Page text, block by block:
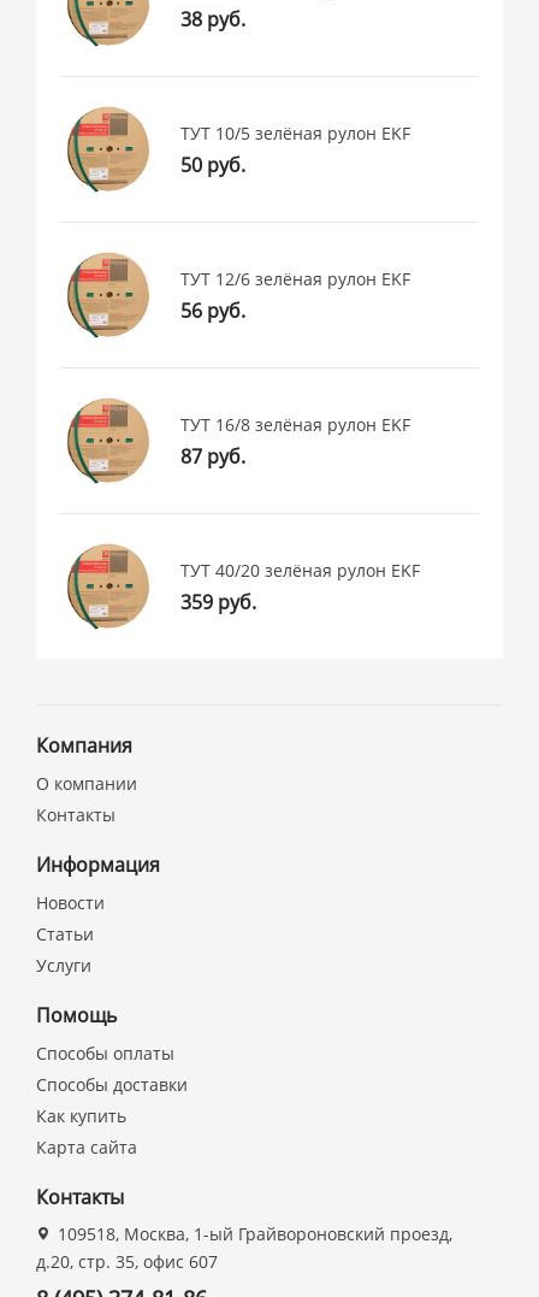
38 руб.
ТУТ 10/5 зелёная рулон EKF
50 руб.
ТУТ 12/6 зелёная рулон EKF
56 руб.
ТУТ 16/8 зелёная рулон EKF
87 руб.
ТУТ 40/20 зелёная рулон EKF
359 руб.
Компания
О компании
Контакты
Информация
Новости
Статьи
Услуги
Помощь
Способы оплаты
Способы доставки
Как купить
Карта сайта
Контакты
109518, Москва, 1-ый Грайвороновский проезд,
д.20, стр. 35, офис 607